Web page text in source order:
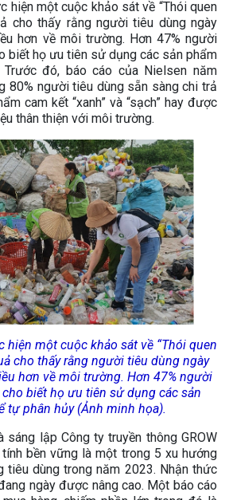
hiện một cuộc khảo sát về “Thói quen
cho thấy rằng người tiêu dùng ngày
hơn về môi trường. Hơn 47% người
biết họ ưu tiên sử dụng các sản phẩm
đó, báo cáo của Nielsen năm
80% người tiêu dùng sẵn sàng chi trả
cam kết “xanh” và “sạch” hay được
thân thiện với môi trường.
hiện một cuộc khảo sát về “Thói quen
cho thấy rằng người tiêu dùng ngày
hơn về môi trường. Hơn 47% người
biết họ ưu tiên sử dụng các sản
tự phân hủy (Ảnh minh họa).
sáng lập Công ty truyền thông GROW
bền vững là một trong 5 xu hướng
tiêu dùng trong năm 2023. Nhận thức
ngày được nâng cao. Một báo cáo